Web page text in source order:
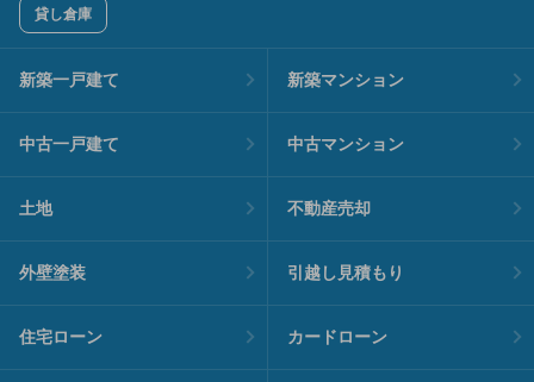
貸し倉庫
新築一戸建て 新築マンション
中古一戸建て 中古マンション
土地 不動産売却
外壁塗装 引越し見積もり
住宅ローン カードローン